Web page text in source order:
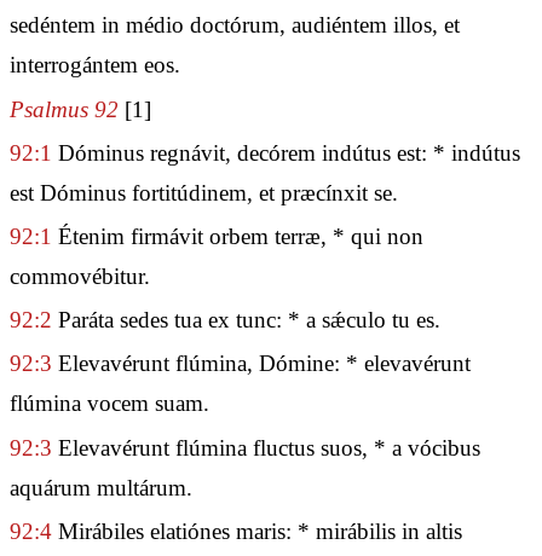
sedéntem in médio doctórum, audiéntem illos, et
interrogántem eos.
Psalmus 92 [1]
92:1 Dóminus regnávit, decórem indútus est: * indútus
est Dóminus fortitúdinem, et præcínxit se.
92:1 Étenim firmávit orbem terræ, * qui non
commovébitur.
92:2 Paráta sedes tua ex tunc: * a sǽculo tu es.
92:3 Elevavérunt flúmina, Dómine: * elevavérunt
flúmina vocem suam.
92:3 Elevavérunt flúmina fluctus suos, * a vócibus
aquárum multárum.
92:4 Mirábiles elatiónes maris: * mirábilis in altis